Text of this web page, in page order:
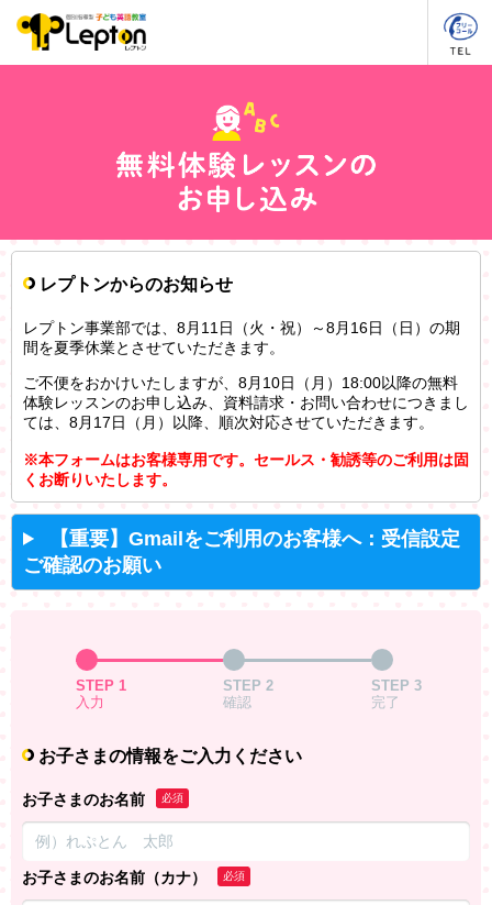
レプトンからのお知らせ
レプトン事業部では、8月11日（火・祝）～8月16日（日）の期
間を夏季休業とさせていただきます。
ご不便をおかけいたしますが、8月10日（月）18:00以降の無料
体験レッスンのお申し込み、資料請求・お問い合わせにつきまし
ては、8月17日（月）以降、順次対応させていただきます。
※本フォームはお客様専用です。セールス・勧誘等のご利用は固
くお断りいたします。
【重要】Gmailをご利用のお客様へ：受信設定
ご確認のお願い
STEP 1
入力
STEP 2
確認
STEP 3
完了
お子さまの情報をご入力ください
お子さまのお名前 必須
お子さまのお名前（カナ） 必須